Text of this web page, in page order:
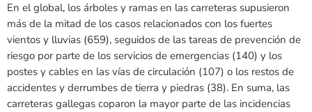
En el global, los árboles y ramas en las carreteras supusieron
más de la mitad de los casos relacionados con los fuertes
vientos y lluvias (659), seguidos de las tareas de prevención de
riesgo por parte de los servicios de emergencias (140) y los
postes y cables en las vías de circulación (107) o los restos de
accidentes y derrumbes de tierra y piedras (38). En suma, las
carreteras gallegas coparon la mayor parte de las incidencias